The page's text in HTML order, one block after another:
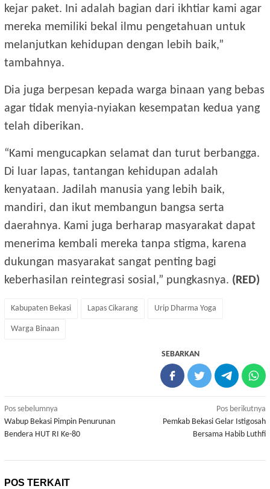
kejar paket. Ini adalah bagian dari ikhtiar kami agar
mereka memiliki bekal ilmu pengetahuan untuk
melanjutkan kehidupan dengan lebih baik,”
tambahnya.
Dia juga berpesan kepada warga binaan yang bebas
agar tidak menyia-nyiakan kesempatan kedua yang
telah diberikan.
“Kami mengucapkan selamat dan turut berbangga.
Di luar lapas, tantangan kehidupan adalah
kenyataan. Jadilah manusia yang lebih baik,
mandiri, dan ikut membangun bangsa serta
daerahnya. Kami juga berharap masyarakat dapat
menerima kembali mereka tanpa stigma, karena
dukungan masyarakat sangat penting bagi
keberhasilan reintegrasi sosial,” pungkasnya. (RED)
Kabupaten Bekasi Lapas Cikarang Urip Dharma Yoga
Warga Binaan
SEBARKAN
Navigasi
pos
Pos sebelumnya
Wabup Bekasi Pimpin Penurunan
Bendera HUT RI Ke-80
Pos berikutnya
Pemkab Bekasi Gelar Istigosah
Bersama Habib Luthfi
POS TERKAIT